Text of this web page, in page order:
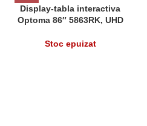
Display-tabla interactiva
Optoma 86″ 5863RK, UHD
8GB RAM, 64GB ROM,
Stoc epuizat